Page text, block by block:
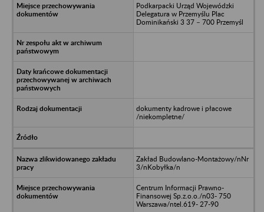
Podkarpacki Urząd Wojewódzki
Delegatura w Przemyślu Plac
Dominikański 3 37 – 700 Przemyśl
dokumenty kadrowe i płacowe
/niekompletne/
Zakład Budowlano-Montażowy/nNr
3/nKobyłka/n
Centrum Informacji Prawno-
Finansowej Sp.z.o.o./n03- 750
Warszawa/ntel.619- 27-90